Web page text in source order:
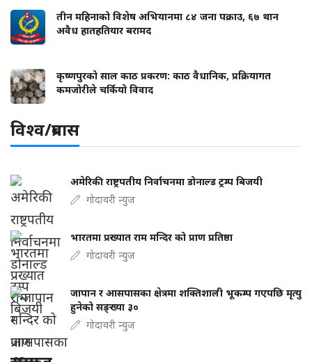
तीन महिनाको विशेष अभियानमा ८४ जना पक्राउ, ६७ थान
अवैध हातहतियार बरामद
कृष्णपुरको साल काठ प्रकरण: काठ वैधानिक, प्रक्रियागत
कमजोरीले चर्कियो विवाद
विश्व/प्रबास
अमेरिकी राष्ट्रपतीय निर्वाचनमा डोनाल्ड ट्रम्प बिजयी
गोदावरी न्युज
भारतमा प्रख्यात राम मन्दिर को प्राण प्रतिष्ठा
गोदावरी न्युज
जापान र आसपासका क्षेत्रमा शक्तिशाली भूकम्प गएपछि मृत्यु
हुनेको सङ्ख्या ३०
गोदावरी न्युज